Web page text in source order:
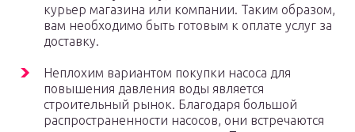
курьер магазина или компании. Таким образом,
вам необходимо быть готовым к оплате услуг за
доставку.
Неплохим вариантом покупки насоса для
повышения давления воды является
строительный рынок. Благодаря большой
распространенности насосов, они встречаются